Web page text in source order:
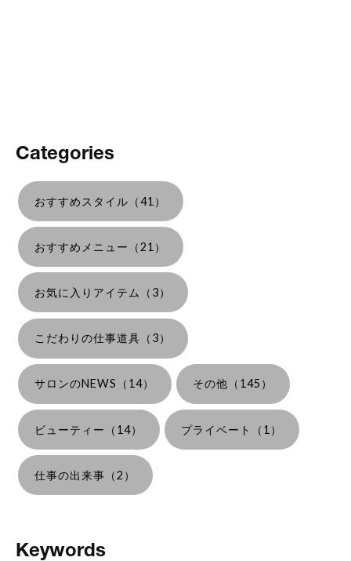
Categories
おすすめスタイル（41）
おすすめメニュー（21）
お気に入りアイテム（3）
こだわりの仕事道具（3）
サロンのNEWS（14） その他（145）
ビューティー（14） プライベート（1）
仕事の出来事（2）
Keywords